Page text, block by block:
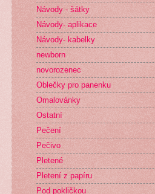
Návody - šátky
Návody- aplikace
Návody- kabelky
newborn
novorozenec
Oblečky pro panenku
Omalovánky
Ostatní
Pečení
Pečivo
Pletené
Pletení z papíru
Pod pokličkou